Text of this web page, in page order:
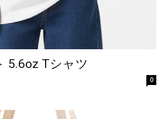
5.6oz Tシャツ
0